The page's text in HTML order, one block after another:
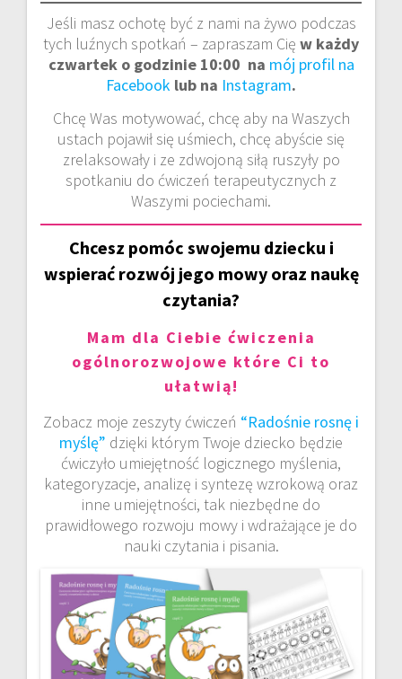
Jeśli masz ochotę być z nami na żywo podczas
tych luźnych spotkań – zapraszam Cię w każdy
czwartek o godzinie 10:00 na mój profil na
Facebook lub na Instagram.
Chcę Was motywować, chcę aby na Waszych
ustach pojawił się uśmiech, chcę abyście się
zrelaksowały i ze zdwojoną siłą ruszyły po
spotkaniu do ćwiczeń terapeutycznych z
Waszymi pociechami.
Chcesz pomóc swojemu dziecku i
wspierać rozwój jego mowy oraz naukę
czytania?
Mam dla Ciebie ćwiczenia
ogólnorozwojowe które Ci to
ułatwią!
Zobacz moje zeszyty ćwiczeń “Radośnie rosnę i
myślę” dzięki którym Twoje dziecko będzie
ćwiczyło umiejętność logicznego myślenia,
kategoryzacje, analizę i syntezę wzrokową oraz
inne umiejętności, tak niezbędne do
prawidłowego rozwoju mowy i wdrażające je do
nauki czytania i pisania.